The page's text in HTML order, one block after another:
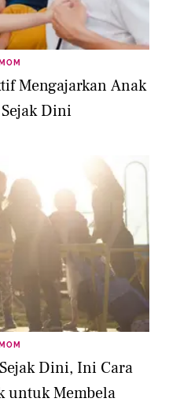
Mengajarkan Anak
Dini
Dini, Ini Cara
untuk Membela